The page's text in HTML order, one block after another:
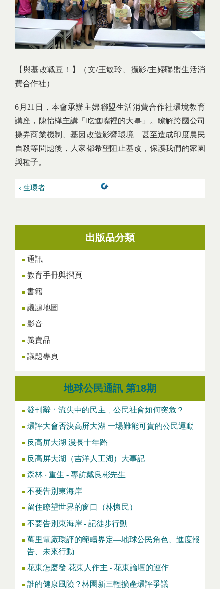
【與基改戰豆！】 （文/王敏玲、攝影/主婦聯盟生活消
費合作社）
6月21日，本會承辦主婦聯盟生活消費合作社環境教育
講座，陳怡樺主講「吃進嘴裡的大事」。瞭解跨國公司
操弄商業機制、基因改造影響環境，甚至造成印度農民
自殺等問題後，大家都希望阻止基改，保護我們的家園
與種子。
‹ 生環者
出版品分類
通訊
教育手冊與摺頁
書籍
議題地圖
影音
義賣品
議題專頁
地球公民通訊 第18期
發刊辭：流失中的民主，公民社會如何突危？
環評大會否決高屏大湖 一場難能可貴的公民運動
反高屏大湖 漫長十年路
反高屏大湖（吉洋人工湖）大事記
森林 ‧ 重生 - 專訪戴良彬先生
不要告別東海岸
留住瞭望世界的窗口（林懷民）
不要告別東海岸 - 記徒步行動
萬里電廠環評的範疇界定—地球公民角色、進度報
告、未來行動
花東怎麼發 花東人作主 - 花東論壇的運作
誰的健康風險？林園新三輕擴產環評爭議